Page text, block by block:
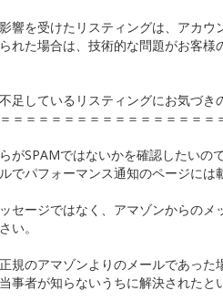
響を受けたリスティングは、アカ
れた場合は、技術的な問題がお客
足しているリスティングにお気づき
＝＝＝＝＝＝＝＝＝＝＝＝＝＝＝
がSPAMではないかを確認したいので
でパフォーマンス通知のページには
セージではなく、アマゾンからのメ
い。
規のアマゾンよりのメールであっ
事者が知らないうちに解決されたと